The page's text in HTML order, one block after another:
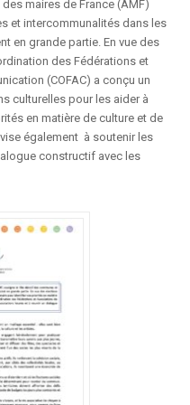
maires de France (AMF)
et intercommunalités dans les
en grande partie. En vue des
des Fédérations et
(COFAC) a conçu un
culturelles pour les aider à
en matière de culture et de
également à soutenir les
constructif avec les